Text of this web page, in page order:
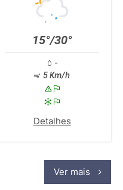
15°/30°
-
5 Km/h
Detalhes
Ver mais